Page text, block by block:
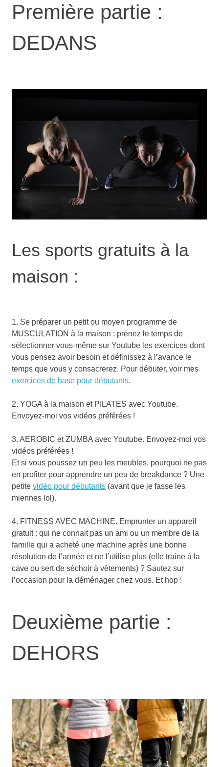
Première partie :
DEDANS
Les sports gratuits à la
maison :
1. Se préparer un petit ou moyen programme de
MUSCULATION à la maison : prenez le temps de
sélectionner vous-même sur Youtube les exercices dont
vous pensez avoir besoin et définissez à l’avance le
temps que vous y consacrerez. Pour débuter, voir mes
exercices de base pour débutants.
2. YOGA à la maison et PILATES avec Youtube.
Envoyez-moi vos vidéos préférées !
3. AEROBIC et ZUMBA avec Youtube. Envoyez-moi vos
vidéos préférées !
Et si vous poussez un peu les meubles, pourquoi ne pas
en profiter pour apprendre un peu de breakdance ? Une
petite vidéo pour débutants (avant que je fasse les
miennes lol).
4. FITNESS AVEC MACHINE. Emprunter un appareil
gratuit : qui ne connait pas un ami ou un membre de la
famille qui a acheté une machine après une bonne
résolution de l’année et ne l’utilise plus (elle traine à la
cave ou sert de séchoir à vêtements) ? Sautez sur
l’occasion pour la déménager chez vous. Et hop !
Deuxième partie :
DEHORS